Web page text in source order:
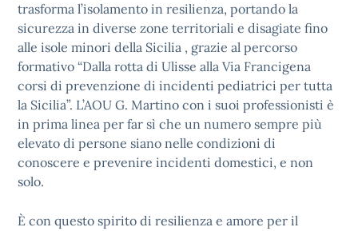
trasforma l’isolamento in resilienza, portando la
sicurezza in diverse zone territoriali e disagiate fino
alle isole minori della Sicilia , grazie al percorso
formativo “Dalla rotta di Ulisse alla Via Francigena
corsi di prevenzione di incidenti pediatrici per tutta
la Sicilia”. L’AOU G. Martino con i suoi professionisti è
in prima linea per far sì che un numero sempre più
elevato di persone siano nelle condizioni di
conoscere e prevenire incidenti domestici, e non
solo.
È con questo spirito di resilienza e amore per il